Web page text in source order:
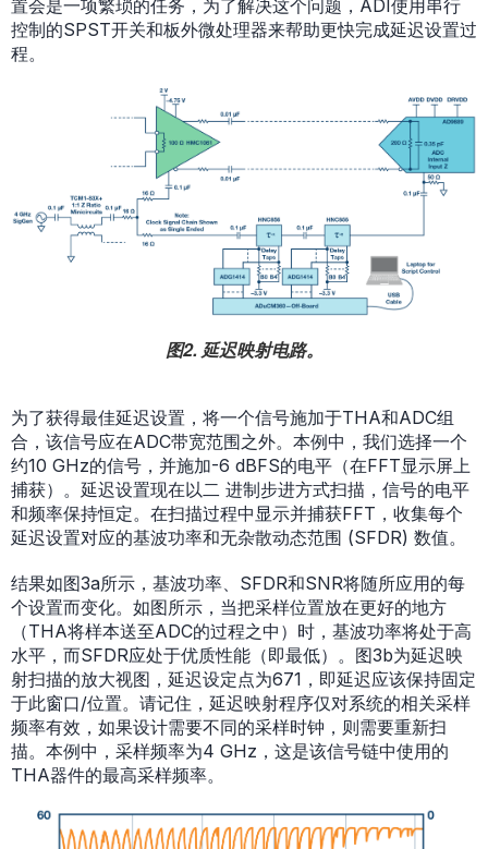
置会是一项繁琐的任务，为了解决这个问题，ADI使用串行
控制的SPST开关和板外微处理器来帮助更快完成延迟设置过
程。
图2. 延迟映射电路。
为了获得最佳延迟设置，将一个信号施加于THA和ADC组
合，该信号应在ADC带宽范围之外。本例中，我们选择一个
约10 GHz的信号，并施加-6 dBFS的电平（在FFT显示屏上
捕获）。延迟设置现在以二 进制步进方式扫描，信号的电平
和频率保持恒定。在扫描过程中显示并捕获FFT，收集每个
延迟设置对应的基波功率和无杂散动态范围 (SFDR) 数值。
结果如图3a所示，基波功率、SFDR和SNR将随所应用的每
个设置而变化。如图所示，当把采样位置放在更好的地方
（THA将样本送至ADC的过程之中）时，基波功率将处于高
水平，而SFDR应处于优质性能（即最低）。图3b为延迟映
射扫描的放大视图，延迟设定点为671，即延迟应该保持固定
于此窗口/位置。请记住，延迟映射程序仅对系统的相关采样
频率有效，如果设计需要不同的采样时钟，则需要重新扫
描。本例中，采样频率为4 GHz，这是该信号链中使用的
THA器件的最高采样频率。